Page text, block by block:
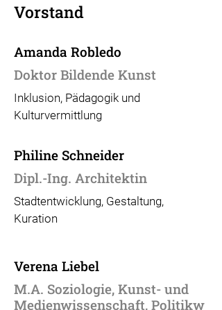
Vorstand
Amanda Robledo
Doktor Bildende Kunst
Inklusion, Pädagogik und
Kulturvermittlung
Philine Schneider
Dipl.-Ing. Architektin
Stadtentwicklung, Gestaltung,
Kuration
Verena Liebel
M.A. Soziologie, Kunst- und
Medienwissenschaft, Politikw